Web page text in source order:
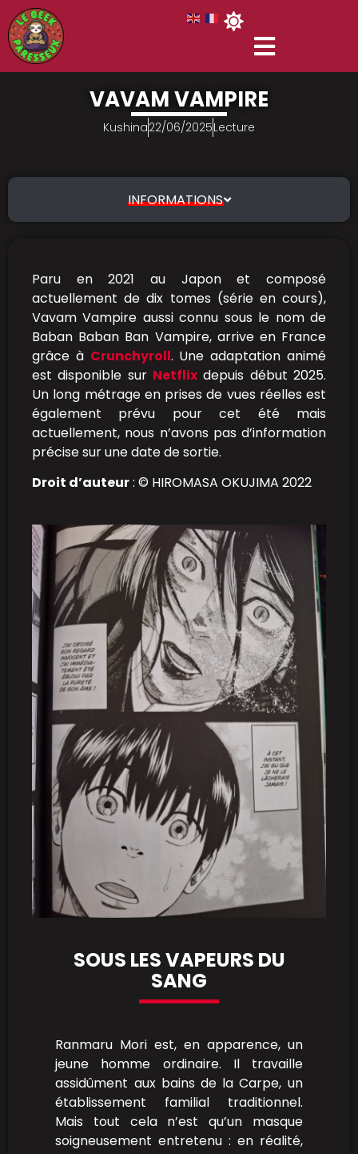
VAVAM VAMPIRE
Kushina22/06/2025Lecture
INFORMATIONS
Paru en 2021 au Japon et composé
actuellement de dix tomes (série en cours),
Vavam Vampire aussi connu sous le nom de
Baban Baban Ban Vampire, arrive en France
grâce à Crunchyroll. Une adaptation animé
est disponible sur Netflix depuis début 2025.
Un long métrage en prises de vues réelles est
également prévu pour cet été mais
actuellement, nous n’avons pas d’information
précise sur une date de sortie.
Droit d’auteur: © HIROMASA OKUJIMA 2022
SOUS LES VAPEURS DU
SANG
Ranmaru Mori est, en apparence, un
jeune homme ordinaire. Il travaille
assidûment aux bains de la Carpe, un
établissement familial traditionnel.
Mais tout cela n’est qu’un masque
soigneusement entretenu : en réalité,